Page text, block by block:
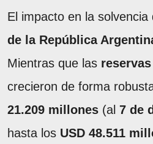
El impacto en la solvencia
de la República
Mientras que las
crecieron de forma
21.209 millones (al 7 de
hasta los USD 48.511